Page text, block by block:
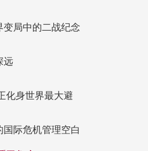
局中的二战纪念
远
化身世界最大避
际危机管理空白